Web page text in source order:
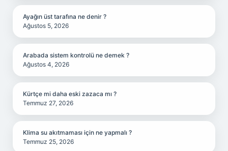
Ayağın üst tarafına ne denir ?
Ağustos 5, 2026
Arabada sistem kontrolü ne demek ?
Ağustos 4, 2026
Kürtçe mi daha eski zazaca mı ?
Temmuz 27, 2026
Klima su akıtmaması için ne yapmalı ?
Temmuz 25, 2026